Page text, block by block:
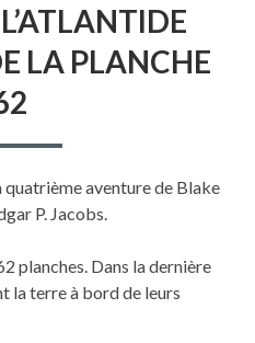
DE
L’ATLANTIDE
CRAYONNÉ
DE
LA PLANCHE
quatrième aventure de Blake
P. Jacobs.
planches. Dans la dernière
la terre à bord de leurs